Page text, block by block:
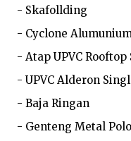
- Skafollding
- Cyclone
- Atap UPVC
- UPVC Alderon
- Baja Ringan
- Genteng Metal